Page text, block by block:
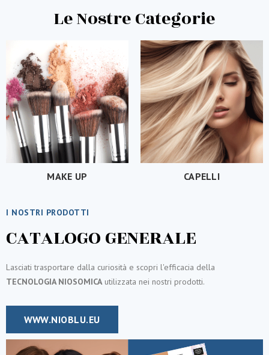
Le Nostre Categorie
MAKE UP CAPELLI
I NOSTRI PRODOTTI
CATALOGO GENERALE
Lasciati trasportare dalla curiosità e scopri l'efficacia della
TECNOLOGIA NIOSOMICAutilizzata nei nostri prodotti.
WWW.NIOBLU.EU